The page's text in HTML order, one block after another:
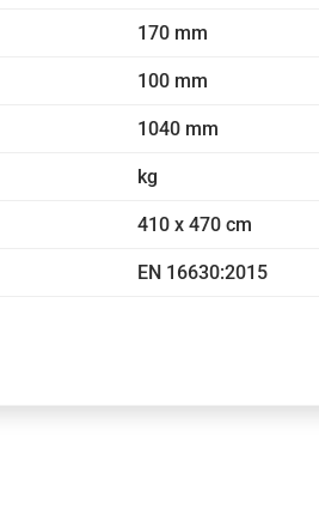
170 mm
100 mm
1040 mm
kg
410 x 470 cm
EN 16630:2015